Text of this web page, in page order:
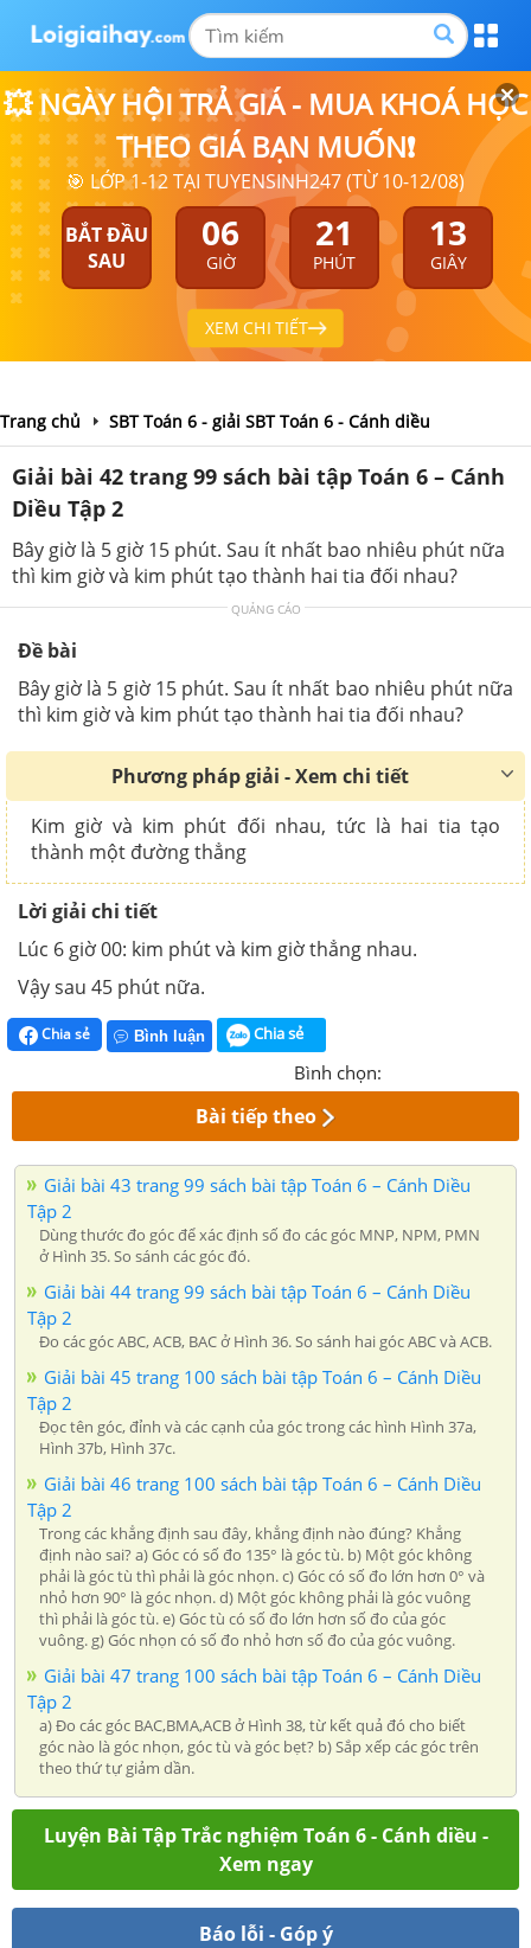
💥 NGÀY HỘI TRẢ GIÁ - MUA KHOÁ HỌC
THEO GIÁ BẠN MUỐN❗
🎯 LỚP 1-12 TẠI TUYENSINH247 (TỪ 10-12/08)
BẮT ĐẦU
SAU
06
GIỜ
21
PHÚT
13
GIÂY
XEM CHI TIẾT
Trang chủ SBT Toán 6 - giải SBT Toán 6 - Cánh diều
Giải bài 42 trang 99 sách bài tập Toán 6 – Cánh
Diều Tập 2
Bây giờ là 5 giờ 15 phút. Sau ít nhất bao nhiêu phút nữa
thì kim giờ và kim phút tạo thành hai tia đối nhau?
QUẢNG CÁO
Đề bài
Bây giờ là 5 giờ 15 phút. Sau ít nhất bao nhiêu phút nữa
thì kim giờ và kim phút tạo thành hai tia đối nhau?
Phương pháp giải - Xem chi tiết
Kim giờ và kim phút đối nhau, tức là hai tia tạo
thành một đường thẳng
Lời giải chi tiết
Lúc 6 giờ 00: kim phút và kim giờ thẳng nhau.
Vậy sau 45 phút nữa.
Chia sẻ Bình luận Chia sẻ
Bình chọn:
Bài tiếp theo
Giải bài 43 trang 99 sách bài tập Toán 6 – Cánh Diều
Tập 2
Dùng thước đo góc để xác định số đo các góc MNP, NPM, PMN
ở Hình 35. So sánh các góc đó.
Giải bài 44 trang 99 sách bài tập Toán 6 – Cánh Diều
Tập 2
Đo các góc ABC, ACB, BAC ở Hình 36. So sánh hai góc ABC và ACB.
Giải bài 45 trang 100 sách bài tập Toán 6 – Cánh Diều
Tập 2
Đọc tên góc, đỉnh và các cạnh của góc trong các hình Hình 37a,
Hình 37b, Hình 37c.
Giải bài 46 trang 100 sách bài tập Toán 6 – Cánh Diều
Tập 2
Trong các khẳng định sau đây, khẳng định nào đúng? Khẳng
định nào sai? a) Góc có số đo 135° là góc tù. b) Một góc không
phải là góc tù thì phải là góc nhọn. c) Góc có số đo lớn hơn 0° và
nhỏ hơn 90° là góc nhọn. d) Một góc không phải là góc vuông
thì phải là góc tù. e) Góc tù có số đo lớn hơn số đo của góc
vuông. g) Góc nhọn có số đo nhỏ hơn số đo của góc vuông.
Giải bài 47 trang 100 sách bài tập Toán 6 – Cánh Diều
Tập 2
a) Đo các góc BAC,BMA,ACB ở Hình 38, từ kết quả đó cho biết
góc nào là góc nhọn, góc tù và góc bẹt? b) Sắp xếp các góc trên
theo thứ tự giảm dần.
Luyện Bài Tập Trắc nghiệm Toán 6 - Cánh diều -
Xem ngay
Báo lỗi - Góp ý